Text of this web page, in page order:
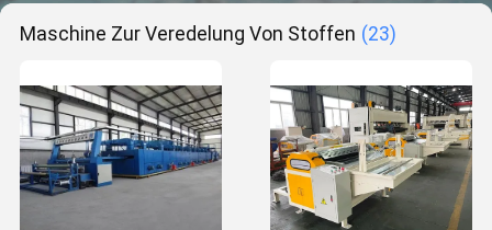
Maschine Zur Veredelung Von Stoffen (23)